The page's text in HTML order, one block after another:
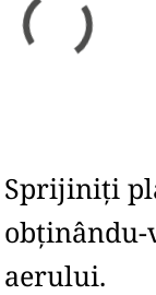
Sprijiniți
aerului.